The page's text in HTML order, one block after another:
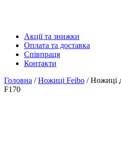
Акції та знижки
Оплата та доставка
Співпраця
Контакти
Головна /Ножиці Feibo / Ножиці
F170